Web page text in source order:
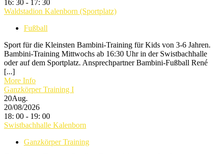
16: 30 - 17: 30
Waldstadion Kalenborn (Sportplatz)
Fußball
Sport für die Kleinsten Bambini-Training für Kids von 3-6 Jahren.
Bambini-Training Mittwochs ab 16:30 Uhr in der Swistbachhalle
oder auf dem Sportplatz. Ansprechpartner Bambini-Fußball René
[...]
More Info
Ganzkörper Training I
20Aug.
20/08/2026
18: 00 - 19: 00
Swistbachhalle Kalenborn
Ganzkörper Training